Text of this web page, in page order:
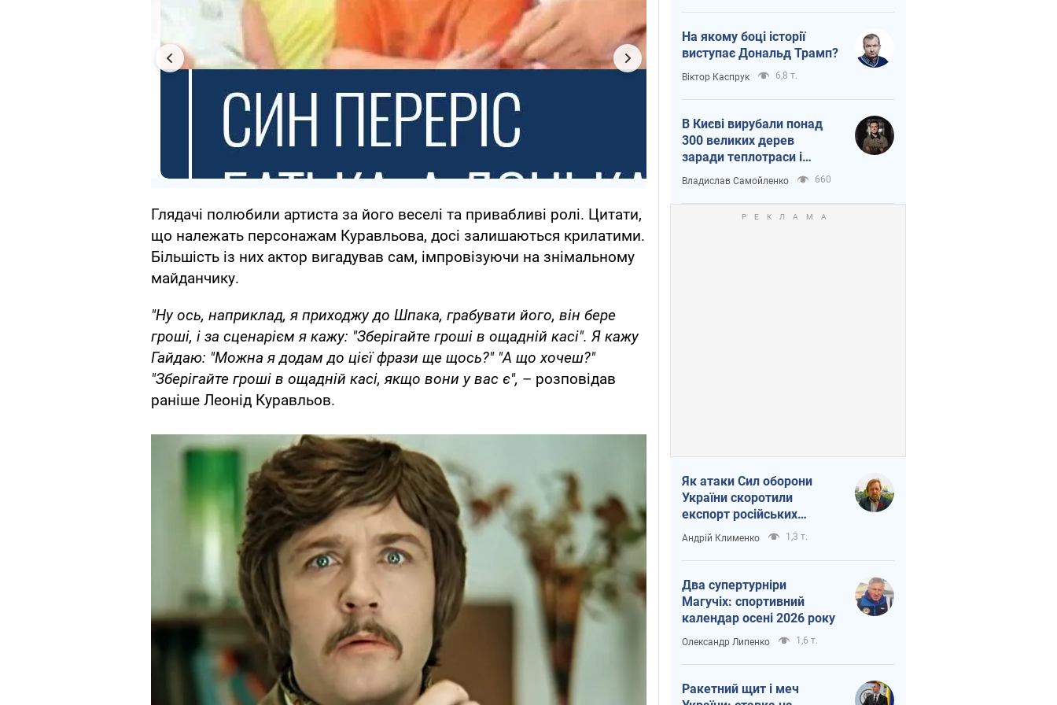
Глядачі полюбили артиста за його веселі та привабливі ролі. Цитати,
що належать персонажам Куравльова, досі залишаються крилатими.
Більшість із них актор вигадував сам, імпровізуючи на знімальному
майданчику.
"Ну ось, наприклад, я приходжу до Шпака, грабувати його, він бере
гроші, і за сценарієм я кажу: "Зберігайте гроші в ощадній касі". Я кажу
Гайдаю: "Можна я додам до цієї фрази ще щось?" "А що хочеш?"
"Зберігайте гроші в ощадній касі, якщо вони у вас є", – розповідав
раніше Леонід Куравльов.
На якому боці історії
виступає Дональд Трамп?
Віктор Каспрук 6,8 т.
В Києві вирубали понад
300 великих дерев
заради теплотраси і
всупереч Генплану
Владислав Самойленко 660
Як атаки Сил оборони
України скоротили
експорт російських
нафтопродуктів
Андрій Клименко 1,3 т.
Два супертурніри
Магучіх: спортивний
календар осені 2026 року
Олександр Липенко 1,6 т.
Ракетний щит і меч